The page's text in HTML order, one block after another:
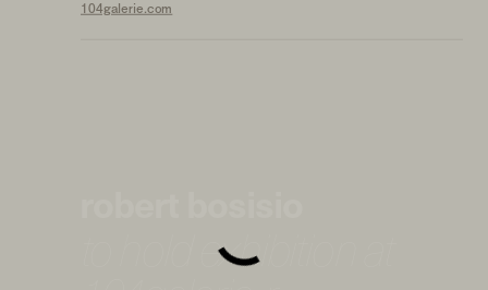
104galerie.com
to hold exhibition at